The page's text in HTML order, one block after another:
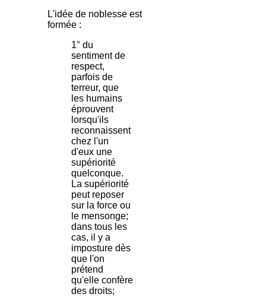
L'idée de noblesse est
formée :
1° du
sentiment de
respect,
parfois de
terreur, que
les humains
éprouvent
lorsqu'ils
reconnaissent
chez l'un
d'eux une
supériorité
quelconque.
La supériorité
peut reposer
sur la force ou
le mensonge;
dans tous les
cas, il y a
imposture dès
que l'on
prétend
qu'elle confère
des droits;